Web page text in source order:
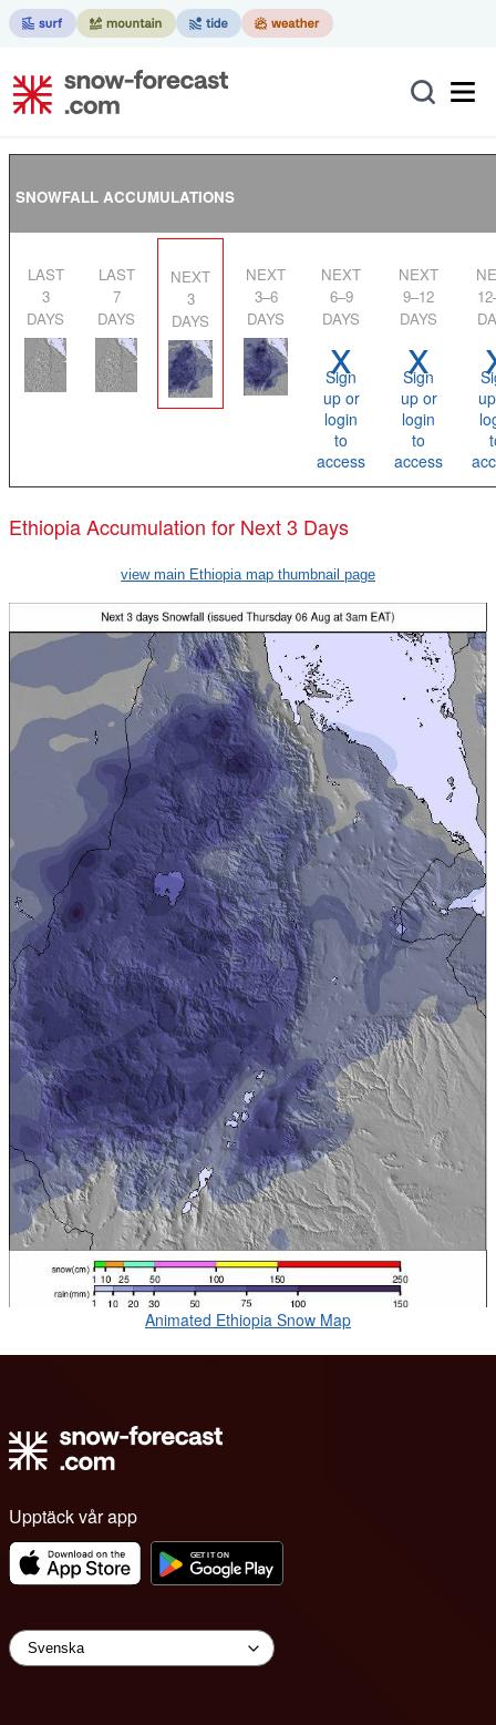
SNOWFALL ACCUMULATIONS
LAST
3
DAYS
LAST
7
DAYS
NEXT
3
DAYS
NEXT
3–6
DAYS
NEXT
6–9
DAYS
x
Sign
up or
login
to
access
NEXT
9–12
DAYS
x
Sign
up or
login
to
access
NEXT
Ethiopia Accumulation for Next 3 Days
view main Ethiopia map thumbnail page
Animated Ethiopia Snow Map
Upptäck vår app